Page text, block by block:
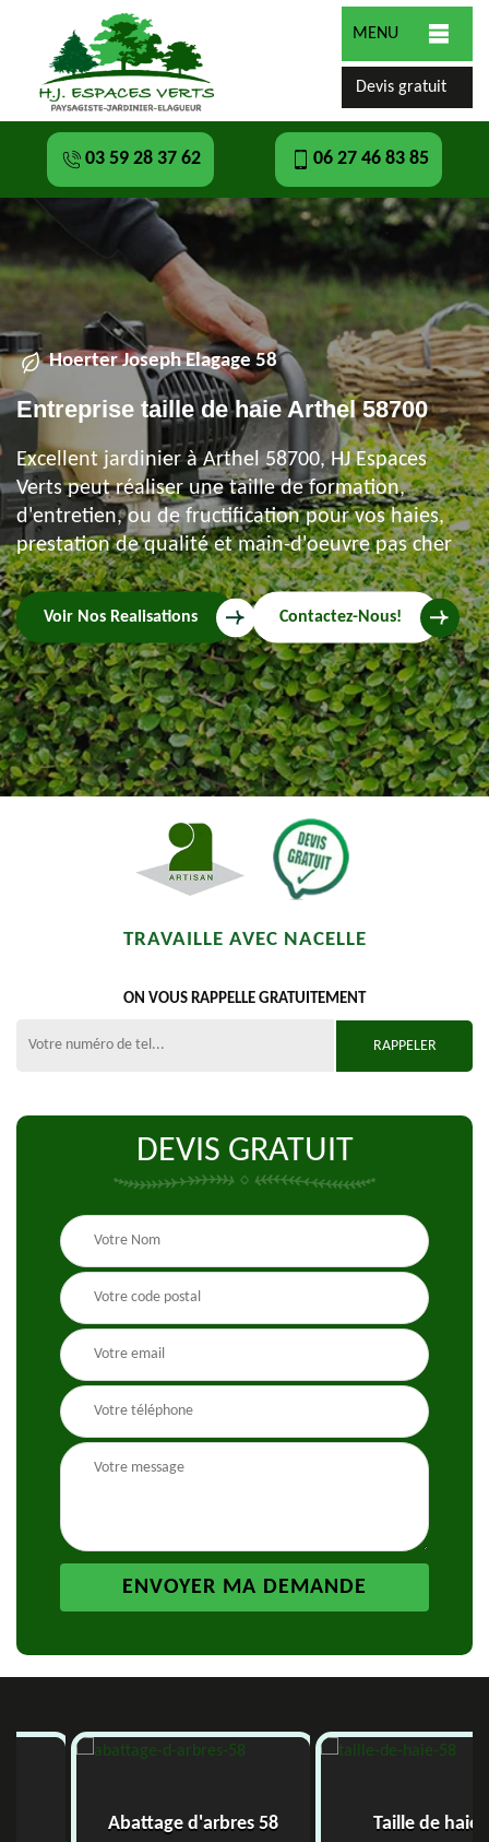
MENU
Devis gratuit
03 59 28 37 62 06 27 46 83 85
Hoerter Joseph Elagage 58
Entreprise taille de haie Arthel 58700
Excellent jardinier à Arthel 58700, HJ Espaces
Verts peut réaliser une taille de formation,
d'entretien, ou de fructification pour vos haies,
prestation de qualité et main-d'oeuvre pas cher
Voir Nos Realisations Contactez-Nous!
TRAVAILLE AVEC NACELLE
ON VOUS RAPPELLE GRATUITEMENT
DEVIS GRATUIT
Abattage d'arbres 58 Taille de haie